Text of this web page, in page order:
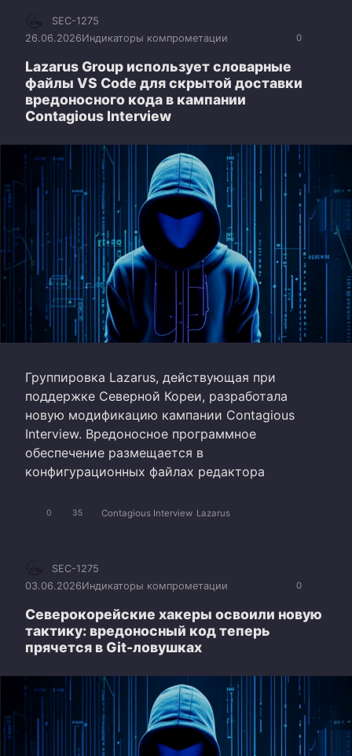
0
SEC-1275
26.06.2026Индикаторы компрометации
Lazarus Group использует словарные
файлы VS Code для скрытой доставки
вредоносного кода в кампании
Contagious Interview
Группировка Lazarus, действующая при
поддержке Северной Кореи, разработала
новую модификацию кампании Contagious
Interview. Вредоносное программное
обеспечение размещается в
конфигурационных файлах редактора
0 35 Contagious Interview Lazarus
0
SEC-1275
03.06.2026Индикаторы компрометации
Северокорейские хакеры освоили новую
тактику: вредоносный код теперь
прячется в Git-ловушках